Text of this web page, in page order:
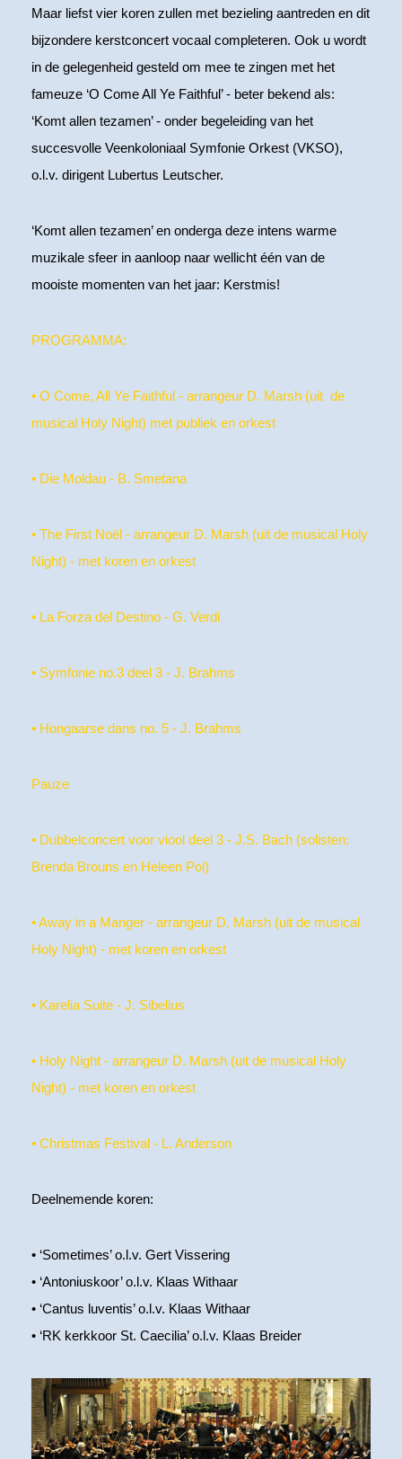
Maar liefst vier koren zullen met bezieling aantreden en dit
bijzondere kerstconcert vocaal completeren. Ook u wordt
in de gelegenheid gesteld om mee te zingen met het
fameuze ‘O Come All Ye Faithful’ - beter bekend als:
‘Komt allen tezamen’ - onder begeleiding van het
succesvolle Veenkoloniaal Symfonie Orkest (VKSO),
o.l.v. dirigent Lubertus Leutscher.
‘Komt allen tezamen’ en onderga deze intens warme
muzikale sfeer in aanloop naar wellicht één van de
mooiste momenten van het jaar: Kerstmis!
PROGRAMMA:
• O Come, All Ye Faithful - arrangeur D. Marsh (uit de
musical Holy Night) met publiek en orkest
• Die Moldau - B. Smetana
• The First Noël - arrangeur D. Marsh (uit de musical Holy
Night) - met koren en orkest
• La Forza del Destino - G. Verdi
• Symfonie no.3 deel 3 - J. Brahms
• Hongaarse dans no. 5 - J. Brahms
Pauze
• Dubbelconcert voor viool deel 3 - J.S. Bach (solisten:
Brenda Brouns en Heleen Pol)
• Away in a Manger - arrangeur D. Marsh (uit de musical
Holy Night) - met koren en orkest
• Karelia Suite - J. Sibelius
• Holy Night - arrangeur D. Marsh (uit de musical Holy
Night) - met koren en orkest
• Christmas Festival - L. Anderson
Deelnemende koren:
• ‘Sometimes’ o.l.v. Gert Vissering
• ‘Antoniuskoor’ o.l.v. Klaas Withaar
• ‘Cantus luventis’ o.l.v. Klaas Withaar
• ‘RK kerkkoor St. Caecilia’ o.l.v. Klaas Breider